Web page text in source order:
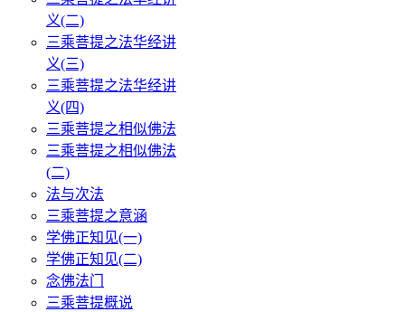
义(二)
三乘菩提之法华经讲
义(三)
三乘菩提之法华经讲
义(四)
三乘菩提之相似佛法
三乘菩提之相似佛法
(二)
法与次法
三乘菩提之意涵
学佛正知见(一)
学佛正知见(二)
念佛法门
三乘菩提概说